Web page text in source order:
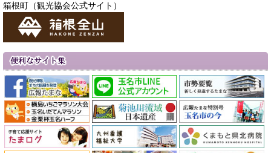
箱根町（観光協会公式サイト）